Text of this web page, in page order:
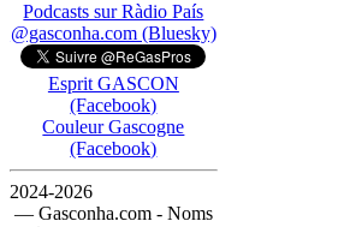
Podcasts sur Ràdio País
@gasconha.com (Bluesky)
Esprit GASCON
(Facebook)
Couleur Gascogne
(Facebook)
2024-2026
— Gasconha.com - Noms